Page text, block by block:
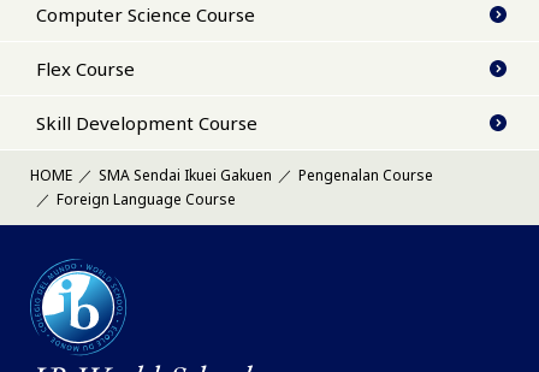
Computer Science Course
Flex Course
Skill Development Course
HOME SMA Sendai Ikuei Gakuen
Pengenalan Course
Foreign Language Course